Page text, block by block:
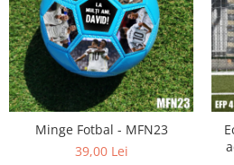
Minge Fotbal - MFN23
39,00 Lei